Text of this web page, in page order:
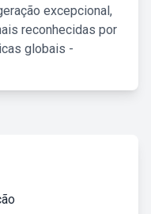
excepcional,
reconhecidas por
globais -